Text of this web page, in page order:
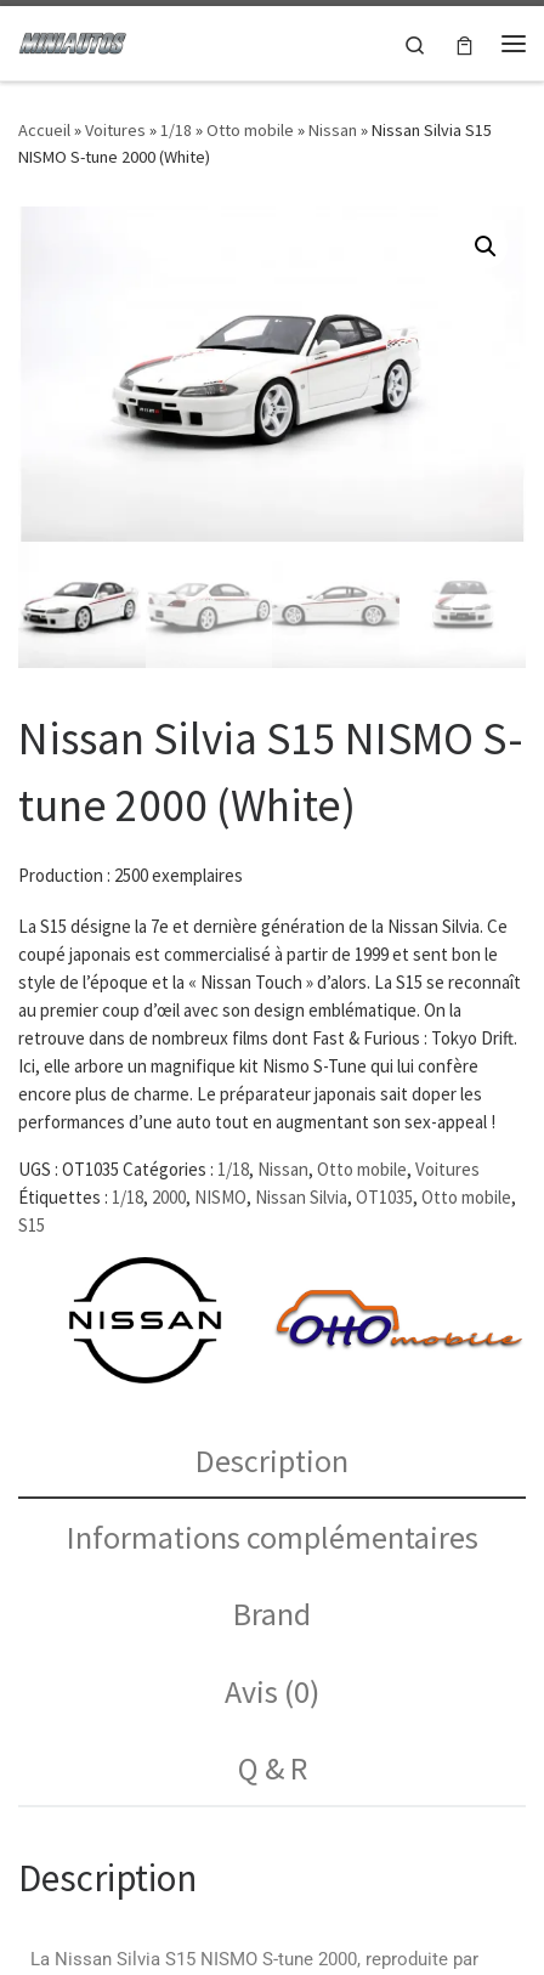
Passer au contenu Search
Accueil»Voitures »1/18 »Otto mobile »Nissan »Nissan Silvia S15
NISMO S-tune 2000 (White)
Nissan Silvia S15 NISMO S-
tune 2000 (White)
Production : 2500 exemplaires
La S15 désigne la 7e et dernière génération de la Nissan Silvia. Ce
coupé japonais est commercialisé à partir de 1999 et sent bon le
style de l’époque et la « Nissan Touch » d’alors. La S15 se reconnaît
au premier coup d’œil avec son design emblématique. On la
retrouve dans de nombreux films dont Fast & Furious : Tokyo Drift.
Ici, elle arbore un magnifique kit Nismo S-Tune qui lui confère
encore plus de charme. Le préparateur japonais sait doper les
performances d’une auto tout en augmentant son sex-appeal !
UGS : OT1035 Catégories : 1/18, Nissan, Otto mobile, Voitures
Étiquettes : 1/18, 2000, NISMO, Nissan Silvia, OT1035, Otto mobile,
S15
Description
Informations complémentaires
Brand
Avis (0)
Q & R
Description
La Nissan Silvia S15 NISMO S-tune 2000, reproduite par